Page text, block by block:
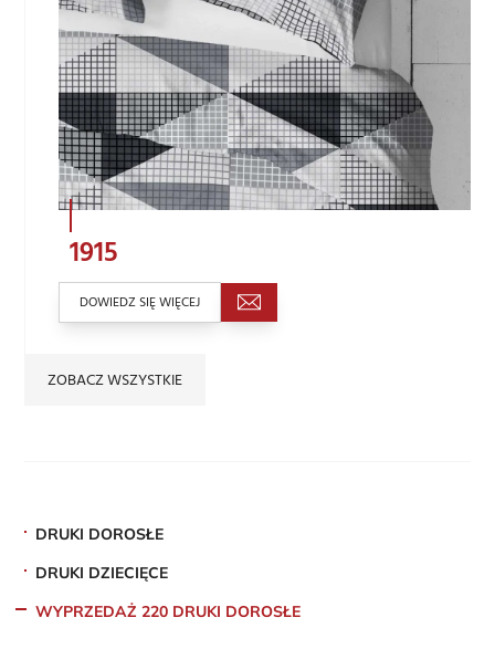
1915
DOWIEDZ SIĘ WIĘCEJ
ZOBACZ WSZYSTKIE
DRUKI DOROSŁE
DRUKI DZIECIĘCE
WYPRZEDAŻ 220 DRUKI DOROSŁE